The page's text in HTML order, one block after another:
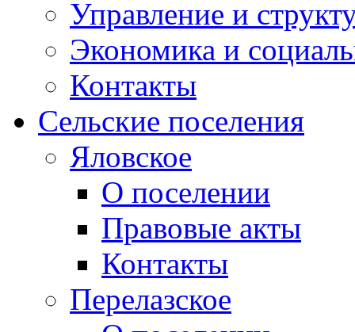
Управление и
Экономика и
Контакты
Сельские поселения
Яловское
О поселении
Правовые акты
Контакты
Перелазское